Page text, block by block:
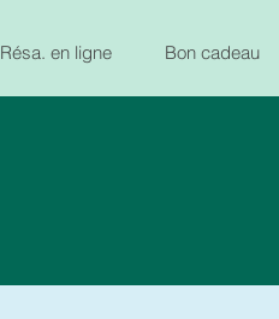
Résa. en ligne Bon cadeau